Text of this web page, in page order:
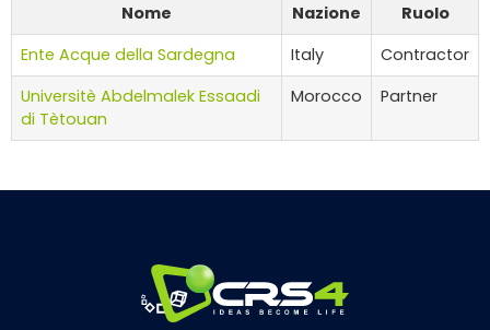
Nome Nazione
Ruolo
Ente Acque della Sardegna
Italy
Contractor
Universitè Abdelmalek Essaadi
di Tètouan
Morocco Partner